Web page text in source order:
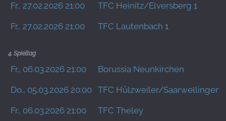
Fr., 27.02.2026 21:00 TFC Heinitz/Elversberg 1
Fr., 27.02.2026 21:00 TFC Lautenbach 1
4. Spieltag
Fr., 06.03.2026 21:00 Borussia Neunkirchen
Do., 05.03.2026 20:00 TFC Hülzweiler/Saarwellingen
Fr., 06.03.2026 21:00 TFC Theley